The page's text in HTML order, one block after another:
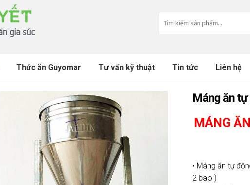
Thức ăn Guyomar Tư vấn kỹ thuật Tin tức Liên hệ
Máng ăn
MÁNG
• Máng ăn tự
2 bao )